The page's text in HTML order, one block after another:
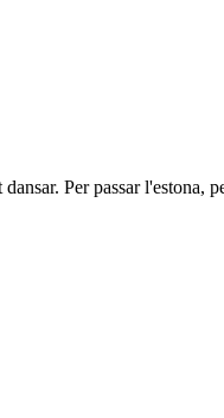
Per passar l'estona,